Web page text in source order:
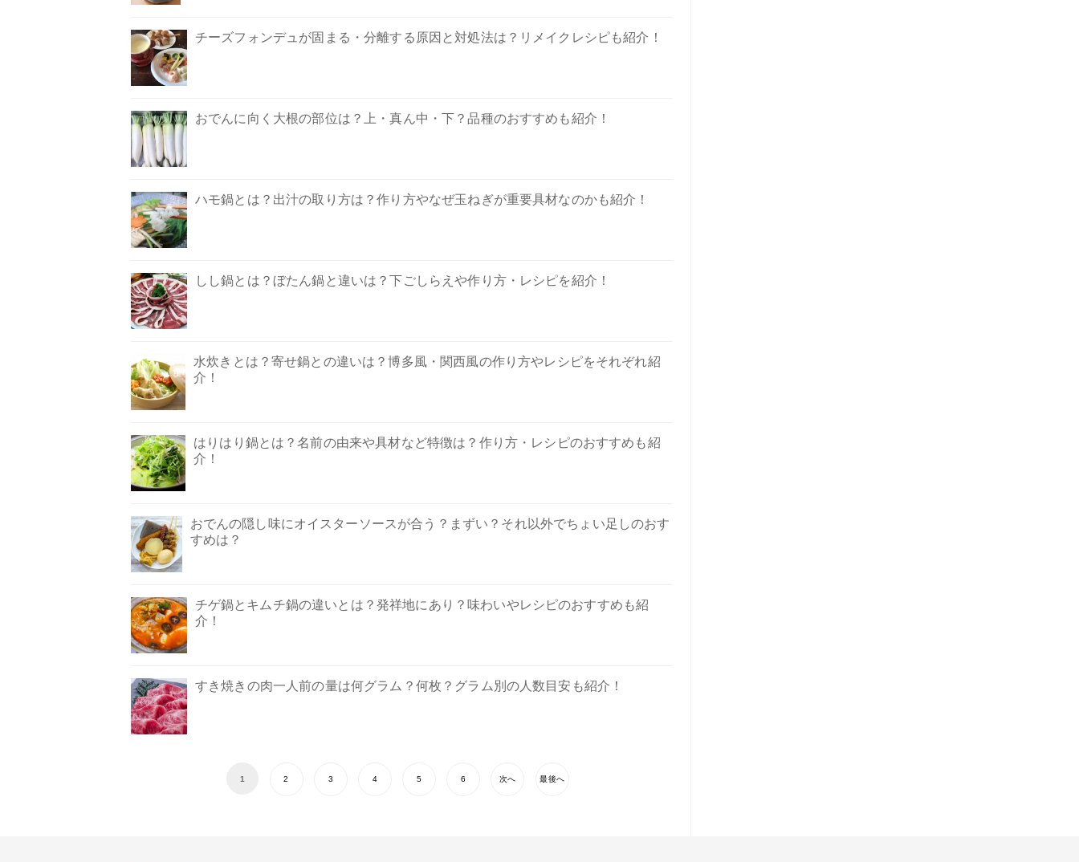
チーズフォンデュが固まる・分離する原因と対処法は？リメイクレシピも紹介！
おでんに向く大根の部位は？上・真ん中・下？品種のおすすめも紹介！
ハモ鍋とは？出汁の取り方は？作り方やなぜ玉ねぎが重要具材なのかも紹介！
しし鍋とは？ぼたん鍋と違いは？下ごしらえや作り方・レシピを紹介！
水炊きとは？寄せ鍋との違いは？博多風・関西風の作り方やレシピをそれぞれ紹
介！
はりはり鍋とは？名前の由来や具材など特徴は？作り方・レシピのおすすめも紹
介！
おでんの隠し味にオイスターソースが合う？まずい？それ以外でちょい足しのおす
すめは？
チゲ鍋とキムチ鍋の違いとは？発祥地にあり？味わいやレシピのおすすめも紹
介！
すき焼きの肉一人前の量は何グラム？何枚？グラム別の人数目安も紹介！
1 2 3 4 5 6 次へ 最後へ